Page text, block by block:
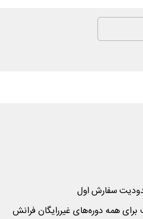
سفارش اول
همه دوره‌های غیررایگان فرانش